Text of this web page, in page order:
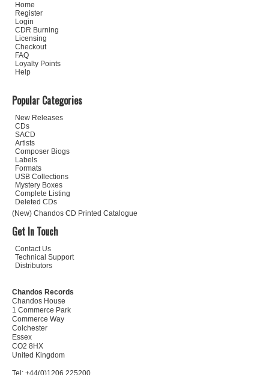
Home
Register
Login
CDR Burning
Licensing
Checkout
FAQ
Loyalty Points
Help
Popular Categories
New Releases
CDs
SACD
Artists
Composer Biogs
Labels
Formats
USB Collections
Mystery Boxes
Complete Listing
Deleted CDs
(New) Chandos CD Printed Catalogue
Get In Touch
Contact Us
Technical Support
Distributors
Chandos Records
Chandos House
1 Commerce Park
Commerce Way
Colchester
Essex
CO2 8HX
United Kingdom
Tel: +44(0)1206 225200